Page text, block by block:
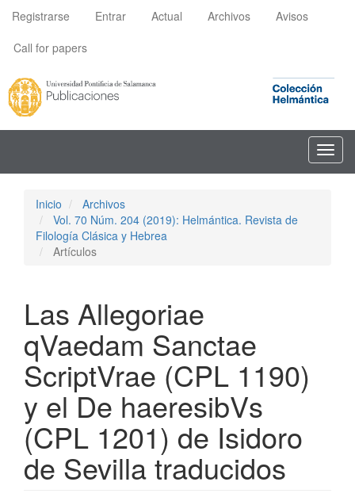
principal
principal
lateral
Registrarse Entrar Actual Archivos
Avisos
Call for papers
Inicio
Archivos
Vol. 70 Núm. 204 (2019): Helmántica. Revista de
Filología Clásica y Hebrea
Artículos
Las Allegoriae
qVaedam Sanctae
ScriptVrae (CPL 1190)
y el De haeresibVs
(CPL 1201) de Isidoro
de Sevilla traducidos